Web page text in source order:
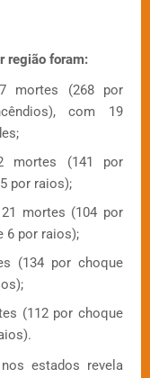
região foram:
mortes (268 por
com 19
mortes (141 por
por raios);
mortes (104 por
6 por raios);
(134 por choque
(112 por choque
estados revela